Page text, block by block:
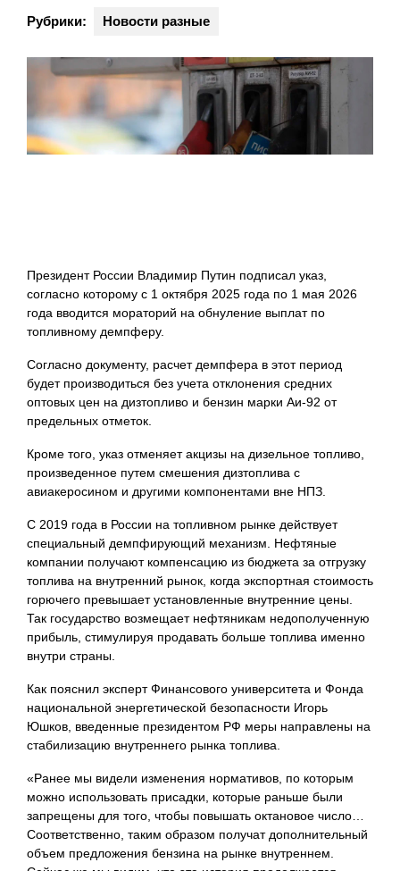
Рубрики: Новости разные
Президент России Владимир Путин подписал указ,
согласно которому с 1 октября 2025 года по 1 мая 2026
года вводится мораторий на обнуление выплат по
топливному демпферу.
Согласно документу, расчет демпфера в этот период
будет производиться без учета отклонения средних
оптовых цен на дизтопливо и бензин марки Аи-92 от
предельных отметок.
Кроме того, указ отменяет акцизы на дизельное топливо,
произведенное путем смешения дизтоплива с
авиакеросином и другими компонентами вне НПЗ.
С 2019 года в России на топливном рынке действует
специальный демпфирующий механизм. Нефтяные
компании получают компенсацию из бюджета за отгрузку
топлива на внутренний рынок, когда экспортная стоимость
горючего превышает установленные внутренние цены.
Так государство возмещает нефтяникам недополученную
прибыль, стимулируя продавать больше топлива именно
внутри страны.
Как пояснил эксперт Финансового университета и Фонда
национальной энергетической безопасности Игорь
Юшков, введенные президентом РФ меры направлены на
стабилизацию внутреннего рынка топлива.
«Ранее мы видели изменения нормативов, по которым
можно использовать присадки, которые раньше были
запрещены для того, чтобы повышать октановое число…
Соответственно, таким образом получат дополнительный
объем предложения бензина на рынке внутреннем.